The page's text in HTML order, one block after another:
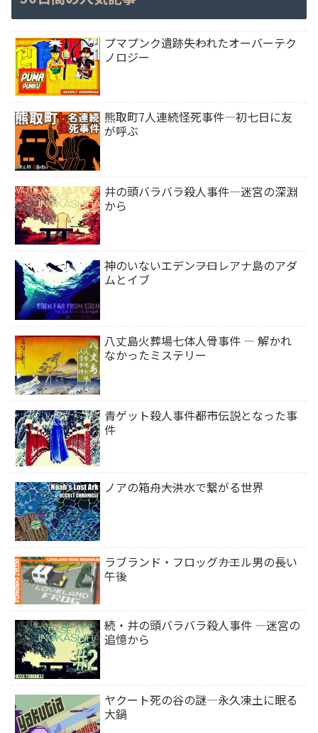
プマプンク遺跡――失われたオーバーテク
ノロジー
熊取町7人連続怪死事件―初七日に友
が呼ぶ
井の頭バラバラ殺人事件―迷宮の深淵
から
神のいないエデン――フロレアナ島のアダ
ムとイブ
八丈島火葬場七体人骨事件 ― 解かれ
なかったミステリー
青ゲット殺人事件――都市伝説となった事
件
ノアの箱舟――大洪水で繋がる世界
ラブランド・フロッグ――カエル男の長い
午後
続・井の頭バラバラ殺人事件 ―迷宮の
追憶から
ヤクート死の谷の謎―永久凍土に眠る
大鍋